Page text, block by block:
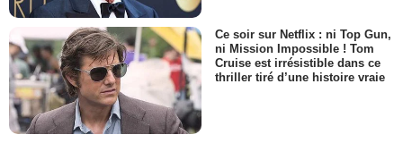
Ce soir sur Netflix : ni Top Gun,
ni Mission Impossible ! Tom
Cruise est irrésistible dans ce
thriller tiré d’une histoire vraie